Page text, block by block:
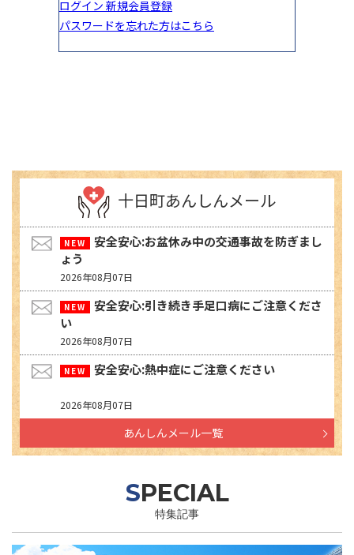
十日町あんしんメール
安全安心:お盆休み中の交通事故を防ぎまし
ょう
2026年08月07日
安全安心:引き続き手足口病にご注意くださ
い
2026年08月07日
安全安心:熱中症にご注意ください
2026年08月07日
あんしんメール一覧
SPECIAL
特集記事